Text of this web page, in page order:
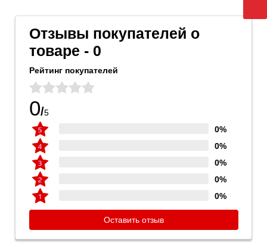
Отзывы покупателей о
товаре - 0
Рейтинг покупателей
0/5
0%
0%
0%
0%
0%
Оставить отзыв